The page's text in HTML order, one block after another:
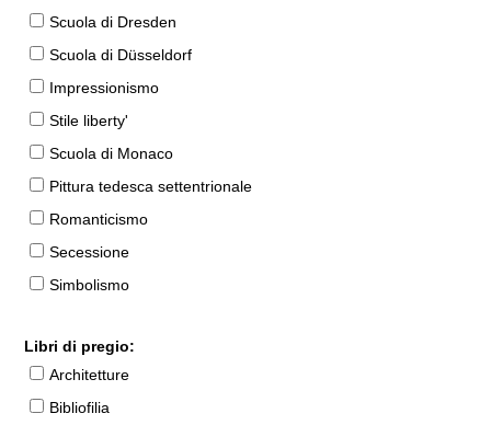
Scuola di Dresden
Scuola di Düsseldorf
Impressionismo
Stile liberty'
Scuola di Monaco
Pittura tedesca settentrionale
Romanticismo
Secessione
Simbolismo
Libri di pregio:
Architetture
Bibliofilia